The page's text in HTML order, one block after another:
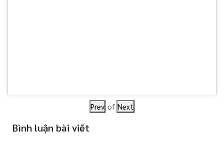
Prev of Next
Bình luận bài viết